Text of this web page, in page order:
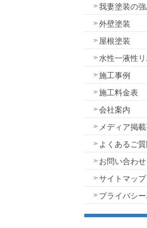
我妻塗装の
外壁塗装
屋根塗装
水性一液性
施工事例
施工料金表
会社案内
メディア掲
よくあるご
お問い合わせ
サイトマップ
プライバシ